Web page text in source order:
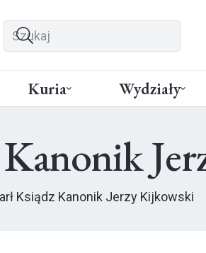
Kuria Wydziały
Ksiądz Kanonik Jerzy Kijkowski